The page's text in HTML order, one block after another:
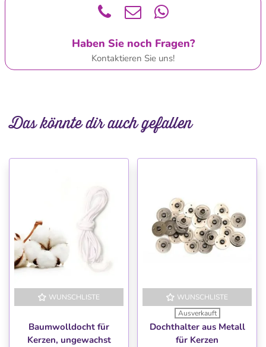
Haben Sie noch Fragen?
Kontaktieren Sie uns!
Das könnte dir auch gefallen
WUNSCHLISTE
Baumwolldocht für
Kerzen, ungewachst
WUNSCHLISTE
Ausverkauft
Dochthalter aus Metall
für Kerzen